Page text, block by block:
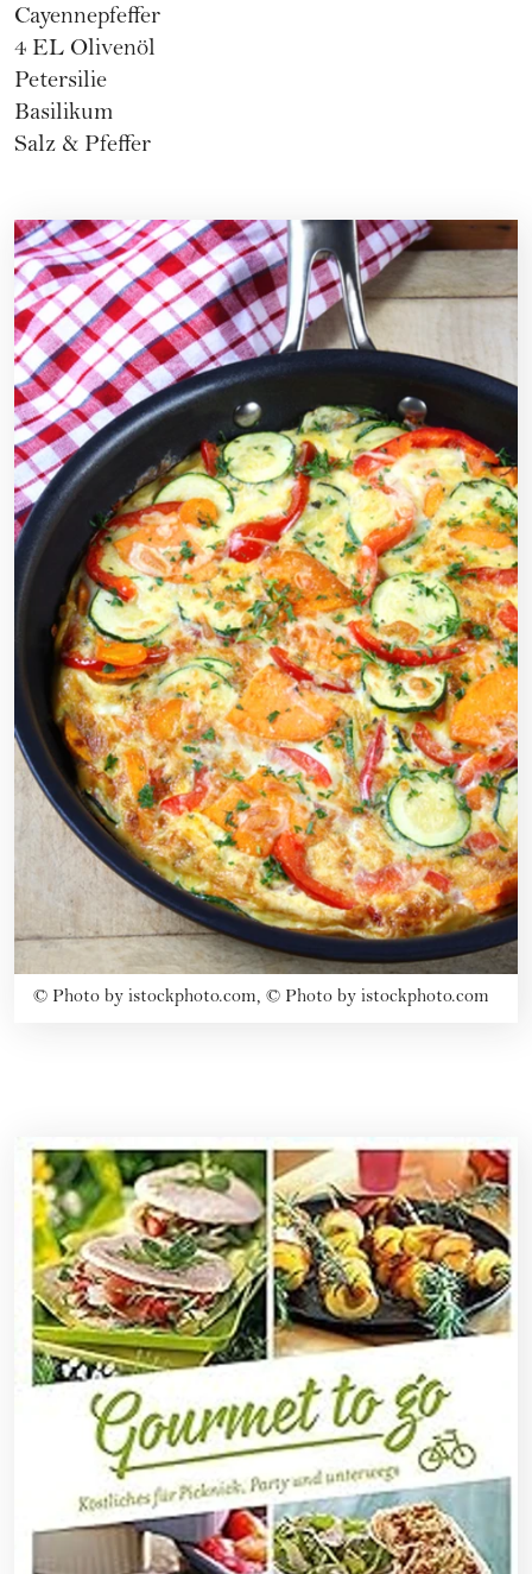
Cayennepfeffer
4 EL Olivenöl
Petersilie
Basilikum
Salz & Pfeffer
© Photo by istockphoto.com, © Photo by istockphoto.com